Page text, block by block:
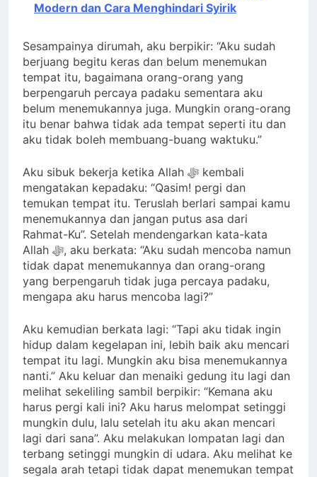
Modern dan Cara Menghindari Syirik
Sesampainya dirumah, aku berpikir: “Aku sudah
berjuang begitu keras dan belum menemukan
tempat itu, bagaimana orang-orang yang
berpengaruh percaya padaku sementara aku
belum menemukannya juga. Mungkin orang-orang
itu benar bahwa tidak ada tempat seperti itu dan
aku tidak boleh membuang-buang waktuku.”
Aku sibuk bekerja ketika Allah ﷻ kembali
mengatakan kepadaku: “Qasim! pergi dan
temukan tempat itu. Teruslah berlari sampai kamu
menemukannya dan jangan putus asa dari
Rahmat-Ku”. Setelah mendengarkan kata-kata
Allah ﷻ, aku berkata: “Aku sudah mencoba namun
tidak dapat menemukannya dan orang-orang
yang berpengaruh tidak juga percaya padaku,
mengapa aku harus mencoba lagi?”
Aku kemudian berkata lagi: “Tapi aku tidak ingin
hidup dalam kegelapan ini, lebih baik aku mencari
tempat itu lagi. Mungkin aku bisa menemukannya
nanti.” Aku keluar dan menaiki gedung itu lagi dan
melihat sekeliling sambil berpikir: “Kemana aku
harus pergi kali ini? Aku harus melompat setinggi
mungkin dulu, lalu setelah itu aku akan mencari
lagi dari sana”. Aku melakukan lompatan lagi dan
terbang setinggi mungkin di udara. Aku melihat ke
segala arah tetapi tidak dapat menemukan tempat